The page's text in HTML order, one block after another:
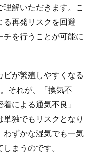
理解いただきます。こ
る再発リスクを回避
チを行うことが可能に
ビが繁殖しやすくなる
それが、「換気不
による通気不良」
単独でもリスクとなり
わずかな湿気でも一気
まうのです。